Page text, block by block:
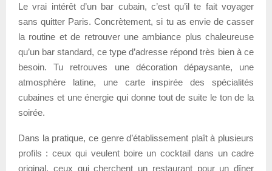
Le vrai intérêt d’un bar cubain, c’est qu’il te fait voyager
sans quitter Paris. Concrètement, si tu as envie de casser
la routine et de retrouver une ambiance plus chaleureuse
qu’un bar standard, ce type d’adresse répond très bien à ce
besoin. Tu retrouves une décoration dépaysante, une
atmosphère latine, une carte inspirée des spécialités
cubaines et une énergie qui donne tout de suite le ton de la
soirée.
Dans la pratique, ce genre d’établissement plaît à plusieurs
profils : ceux qui veulent boire un cocktail dans un cadre
original, ceux qui cherchent un restaurant pour un dîner